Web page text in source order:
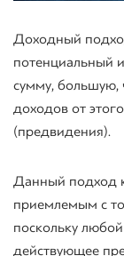
Доходный
потенциальный
сумму, большую,
доходов от
(предвидения).
Данный подход к
приемлемым с
поскольку
действующее